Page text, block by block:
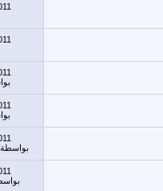
21-2011
01-2011
29-2011
بواسطة
28-2011
بواسطة
31-2011
بواسطة
09-2011
بواسطة